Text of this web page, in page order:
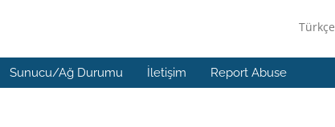
Türkçe
Sunucu/Ağ Durumu İletişim Report Abuse